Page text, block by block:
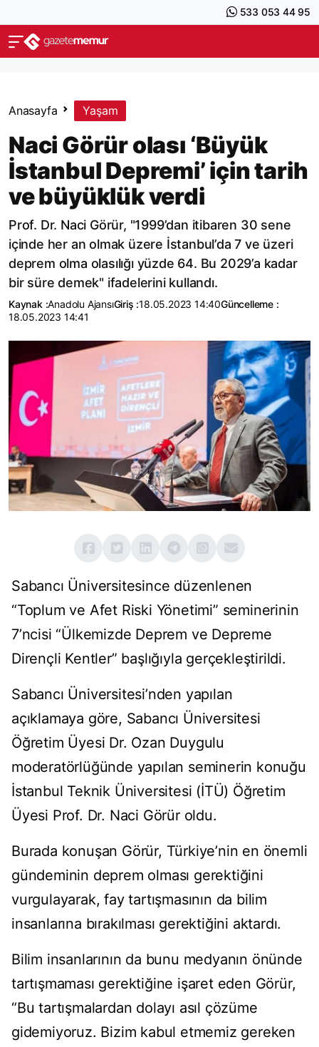
533 053 44 95
Anasayfa Yaşam
Naci Görür olası ‘Büyük
İstanbul Depremi’ için tarih
ve büyüklük verdi
Prof. Dr. Naci Görür, "1999’dan itibaren 30 sene
içinde her an olmak üzere İstanbul’da 7 ve üzeri
deprem olma olasılığı yüzde 64. Bu 2029’a kadar
bir süre demek" ifadelerini kullandı.
Kaynak :Anadolu AjansıGiriş :18.05.2023 14:40Güncelleme :
18.05.2023 14:41
Sabancı Üniversitesince düzenlenen
“Toplum ve Afet Riski Yönetimi” seminerinin
7’ncisi “Ülkemizde Deprem ve Depreme
Dirençli Kentler” başlığıyla gerçekleştirildi.
Sabancı Üniversitesi’nden yapılan
açıklamaya göre, Sabancı Üniversitesi
Öğretim Üyesi Dr. Ozan Duygulu
moderatörlüğünde yapılan seminerin konuğu
İstanbul Teknik Üniversitesi (İTÜ) Öğretim
Üyesi Prof. Dr. Naci Görür oldu.
Burada konuşan Görür, Türkiye’nin en önemli
gündeminin deprem olması gerektiğini
vurgulayarak, fay tartışmasının da bilim
insanlarına bırakılması gerektiğini aktardı.
Bilim insanlarının da bunu medyanın önünde
tartışmaması gerektiğine işaret eden Görür,
“Bu tartışmalardan dolayı asıl çözüme
gidemiyoruz. Bizim kabul etmemiz gereken